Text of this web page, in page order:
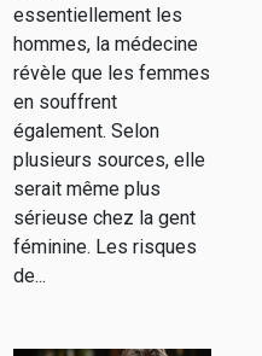
essentiellement les
hommes, la médecine
révèle que les femmes
en souffrent
également. Selon
plusieurs sources, elle
serait même plus
sérieuse chez la gent
féminine. Les risques
de...